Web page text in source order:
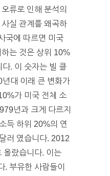
류로 인해 분석의
실 관계를 왜곡하
국에 따르면 미국
는 것은 상위 10%
. 이 숫자는 빌 클
대 이래 큰 변화가
가 미국 전체 소
년과 크게 다르지
득 하위 20%의 연
러 였습니다. 2012
올랐습니다. 이는
. 부유한 사람들이